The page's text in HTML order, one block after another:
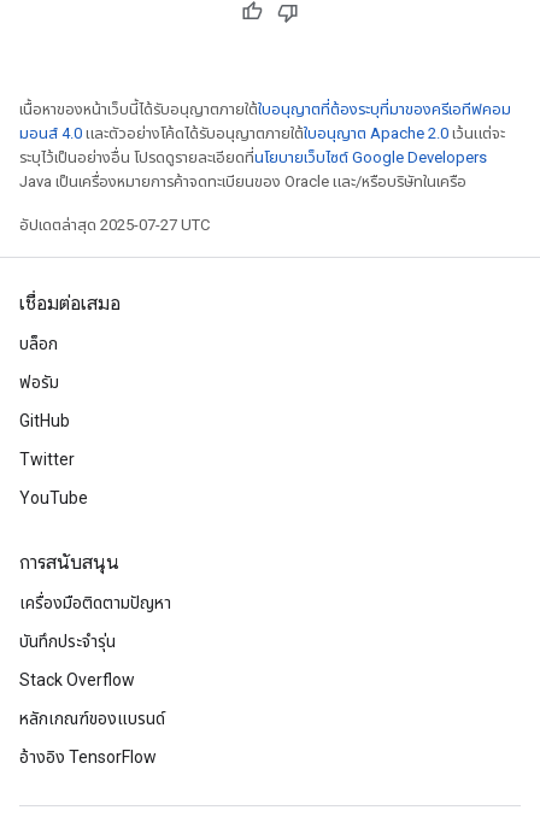
เนื้อหาของหน้าเว็บนี้ได้รับอนุญาตภายใต้ใบอนุญาตที่ต้องระบุที่มาของครีเอทีฟคอม
มอนส์ 4.0 และตัวอย่างโค้ดได้รับอนุญาตภายใต้ใบอนุญาต Apache 2.0 เว้นแต่จะ
ระบุไว้เป็นอย่างอื่น โปรดดูรายละเอียดที่นโยบายเว็บไซต์ Google Developers
Java เป็นเครื่องหมายการค้าจดทะเบียนของ Oracle และ/หรือบริษัทในเครือ
อัปเดตล่าสุด 2025-07-27 UTC
เชื่อมต่อเสมอ
บล็อก
ฟอรัม
GitHub
Twitter
YouTube
การสนับสนุน
เครื่องมือติดตามปัญหา
บันทึกประจำรุ่น
Stack Overflow
หลักเกณฑ์ของแบรนด์
อ้างอิง TensorFlow